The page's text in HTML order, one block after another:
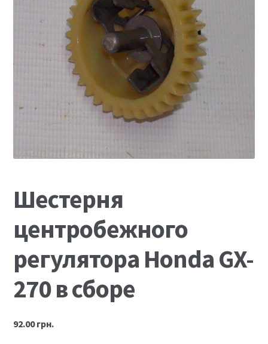
Запчасти на мотопомпы
Корзина
Оформление заказа
Пример страницы
Шестерня
центробежного
регулятора Honda GX-
270 в сборе
92.00грн.